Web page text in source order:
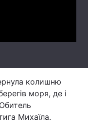
колишню
моря, де і
Михаїла.